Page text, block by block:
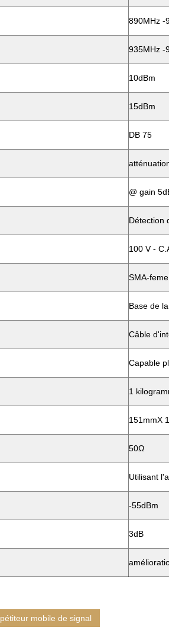
890MHz -
935MHz -
10dBm
15dBm
DB 75
@ gain
Détection
100 V -
SMA-
Base de
Câble
Capable
1
151mmX
50Ω
Utilisant
-55dBm
3dB
mobile de signal